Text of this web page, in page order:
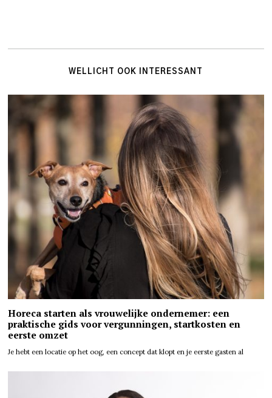
WELLICHT OOK INTERESSANT
Horeca starten als vrouwelijke ondernemer: een
praktische gids voor vergunningen, startkosten en
eerste omzet
Je hebt een locatie op het oog, een concept dat klopt en je eerste gasten al